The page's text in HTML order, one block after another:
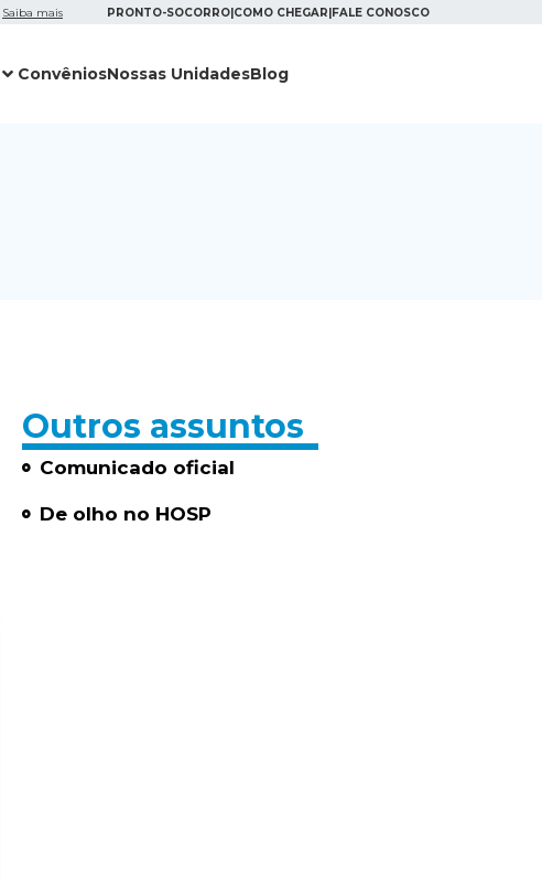
Saiba mais PRONTO-SOCORRO|COMO CHEGAR|FALE CONOSCO
ConvêniosNossas UnidadesBlog
Outros assuntos
Comunicado oficial
De olho no HOSP